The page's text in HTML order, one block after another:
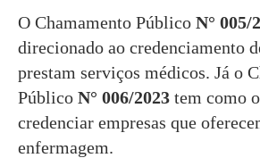
O Chamamento Público N° 005/
direcionado ao credenciamento
prestam serviços médicos. Já o
Público N° 006/2023 tem como
credenciar empresas que
enfermagem.